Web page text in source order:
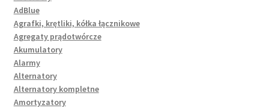
AdBlue
Agrafki, krętliki, kółka łącznikowe
Agregaty prądotwórcze
Akumulatory
Alarmy
Alternatory
Alternatory kompletne
Amortyzatory